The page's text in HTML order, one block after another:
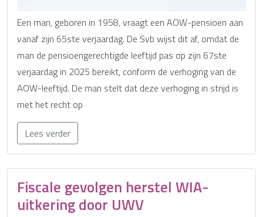
Een man, geboren in 1958, vraagt een AOW-pensioen aan
vanaf zijn 65ste verjaardag. De Svb wijst dit af, omdat de
man de pensioengerechtigde leeftijd pas op zijn 67ste
verjaardag in 2025 bereikt, conform de verhoging van de
AOW-leeftijd. De man stelt dat deze verhoging in strijd is
met het recht op
Lees verder
Fiscale gevolgen herstel WIA-
uitkering door UWV